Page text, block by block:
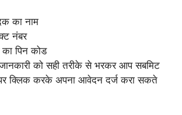
का नाम
नंबर
का पिन कोड
को सही तरीके से भरकर आप सबमिट
क्लिक करके अपना आवेदन दर्ज करा सकते